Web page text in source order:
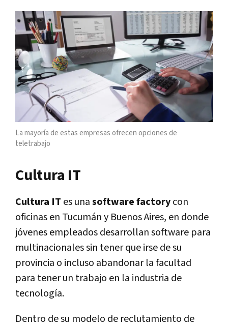
La mayoría de estas empresas ofrecen opciones de
teletrabajo
Cultura IT
Cultura IT es unasoftware factorycon
oficinas en Tucumán y Buenos Aires, en donde
jóvenes empleados desarrollan software para
multinacionales sin tener que irse de su
provincia o incluso abandonar la facultad
para tener un trabajo en la industria de
tecnología.
Dentro de su modelo de reclutamiento de